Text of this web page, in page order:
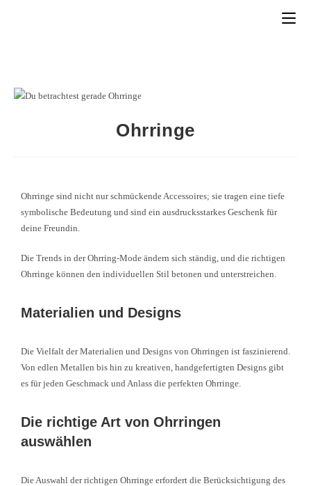
Ohrringe
Ohrringe sind nicht nur schmückende Accessoires; sie tragen eine tiefe
symbolische Bedeutung und sind ein ausdrucksstarkes Geschenk für
deine Freundin.
Die Trends in der Ohrring-Mode ändern sich ständig, und die richtigen
Ohrringe können den individuellen Stil betonen und unterstreichen.
Materialien und Designs
Die Vielfalt der Materialien und Designs von Ohrringen ist faszinierend.
Von edlen Metallen bis hin zu kreativen, handgefertigten Designs gibt
es für jeden Geschmack und Anlass die perfekten Ohrringe.
Die richtige Art von Ohrringen
auswählen
Die Auswahl der richtigen Ohrringe erfordert die Berücksichtigung des